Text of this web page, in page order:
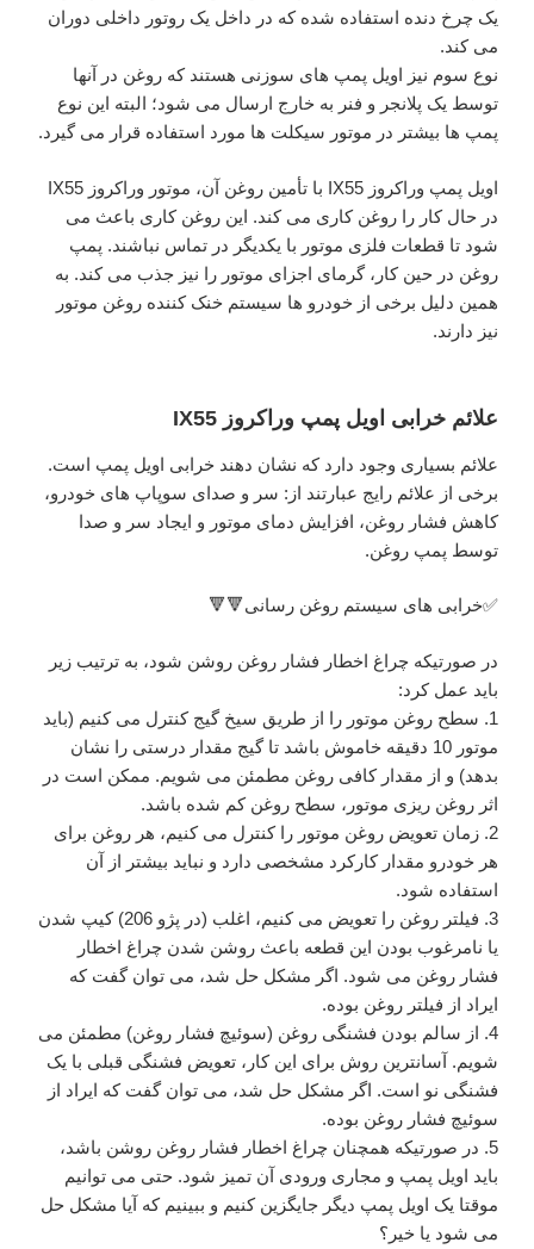
یک چرخ دنده استفاده شده که در داخل یک روتور داخلی دوران
می کند.
نوع سوم نیز اویل پمپ های سوزنی هستند که روغن در آنها
توسط یک پلانجر و فنر به خارج ارسال می شود؛ البته این نوع
پمپ ها بیشتر در موتور سیکلت ها مورد استفاده قرار می گیرد.
اویل پمپ وراکروز IX55 با تأمین روغن آن، موتور وراکروز IX55
در حال کار را روغن کاری می کند. این روغن کاری باعث می
شود تا قطعات فلزی موتور با یکدیگر در تماس نباشند. پمپ
روغن در حین کار، گرمای اجزای موتور را نیز جذب می کند. به
همین دلیل برخی از خودرو ها سیستم خنک کننده روغن موتور
نیز دارند.
علائم خرابی اویل پمپ وراکروز IX55
علائم بسیاری وجود دارد که نشان دهند خرابی اویل پمپ است.
برخی از علائم رایج عبارتند از: سر و صدای سوپاپ های خودرو،
کاهش فشار روغن، افزایش دمای موتور و ایجاد سر و صدا
توسط پمپ روغن.
‌✅خرابی های سیستم روغن رسانی🔻🔻
در صورتیکه چراغ اخطار فشار روغن روشن شود، به ترتیب زیر
باید عمل کرد:
1. سطح روغن موتور را از طریق سیخ گیج کنترل می کنیم (باید
موتور 10 دقیقه خاموش باشد تا گیج مقدار درستی را نشان
بدهد) و از مقدار کافی روغن مطمئن می شویم. ممکن است در
اثر روغن ریزی موتور، سطح روغن کم شده باشد.
2. زمان تعویض روغن موتور را کنترل می کنیم، هر روغن برای
هر خودرو مقدار کارکرد مشخصی دارد و نباید بیشتر از آن
استفاده شود.
3. فیلتر روغن را تعویض می کنیم، اغلب (در پژو 206) کیپ شدن
یا نامرغوب بودن این قطعه باعث روشن شدن چراغ اخطار
فشار روغن می شود. اگر مشکل حل شد، می توان گفت که
ایراد از فیلتر روغن بوده.
4. از سالم بودن فشنگی روغن (سوئیچ فشار روغن) مطمئن می
شویم. آسانترین روش برای این کار، تعویض فشنگی قبلی با یک
فشنگی نو است. اگر مشکل حل شد، می توان گفت که ایراد از
سوئیچ فشار روغن بوده.
5. در صورتیکه همچنان چراغ اخطار فشار روغن روشن باشد،
باید اویل پمپ و مجاری ورودی آن تمیز شود. حتی می توانیم
موقتا یک اویل پمپ دیگر جایگزین کنیم و ببینیم که آیا مشکل حل
می شود یا خیر؟